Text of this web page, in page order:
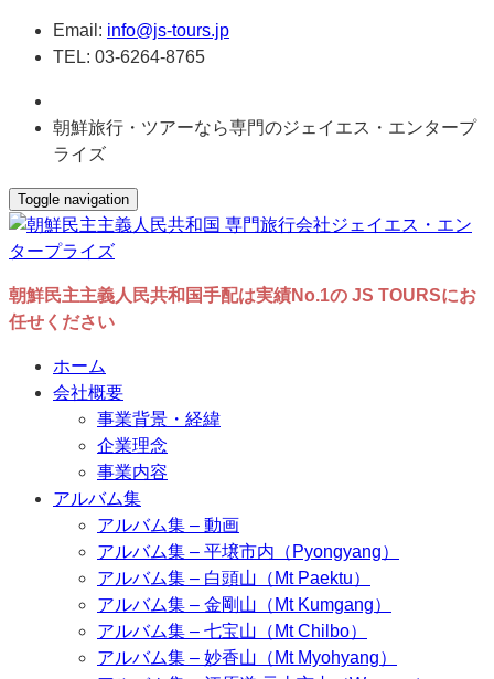
Email: info@js-tours.jp
TEL: 03-6264-8765
朝鮮旅行・ツアーなら専門のジェイエス・エンタープ
ライズ
Toggle navigation
朝鮮民主主義人民共和国手配は実績No.1の JS TOURSにお
任せください
ホーム
会社概要
事業背景・経緯
企業理念
事業内容
アルバム集
アルバム集 – 動画
アルバム集 – 平壌市内（Pyongyang）
アルバム集 – 白頭山（Mt Paektu）
アルバム集 – 金剛山（Mt Kumgang）
アルバム集 – 七宝山（Mt Chilbo）
アルバム集 – 妙香山（Mt Myohyang）